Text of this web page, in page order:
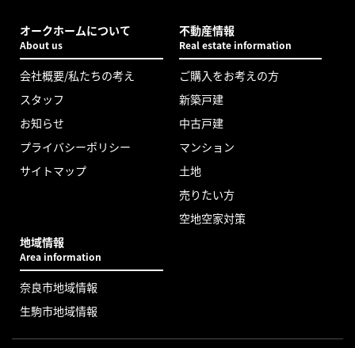
オークホームについて
About us
会社概要/私たちの考え
スタッフ
お知らせ
プライバシーポリシー
サイトマップ
不動産情報
Real estate information
ご購入をお考えの方
新築戸建
中古戸建
マンション
土地
売りたい方
空地空家対策
地域情報
Area information
奈良市地域情報
生駒市地域情報